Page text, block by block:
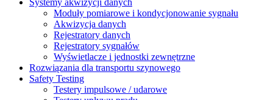
Moduły pomiarowe i kondycjonowanie sygnału
Akwizycja danych
Rejestratory danych
Rejestratory sygnałów
Wyświetlacze i jednostki zewnętrzne
Rozwiązania dla transportu szynowego
Safety Testing
Testery impulsowe / udarowe